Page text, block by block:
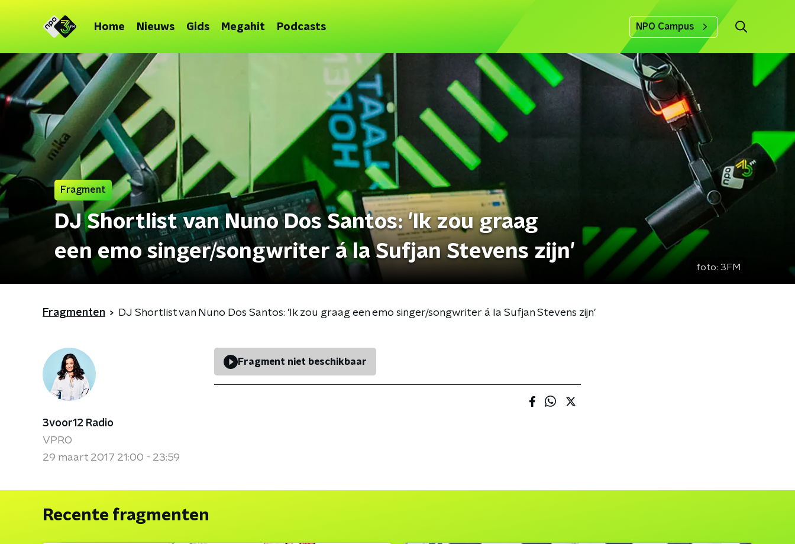
Home Nieuws Gids Megahit Podcasts NPO Campus
Fragment
DJ Shortlist van Nuno Dos Santos: 'Ik zou graag
een emo singer/songwriter á la Sufjan Stevens zijn'
foto: 3FM
Fragmenten DJ Shortlist van Nuno Dos Santos: 'Ik zou graag een emo singer/songwriter á la Sufjan Stevens zijn'
3voor12 Radio
VPRO
29 maart 2017 21:00 - 23:59
Fragment niet beschikbaar
Recente fragmenten